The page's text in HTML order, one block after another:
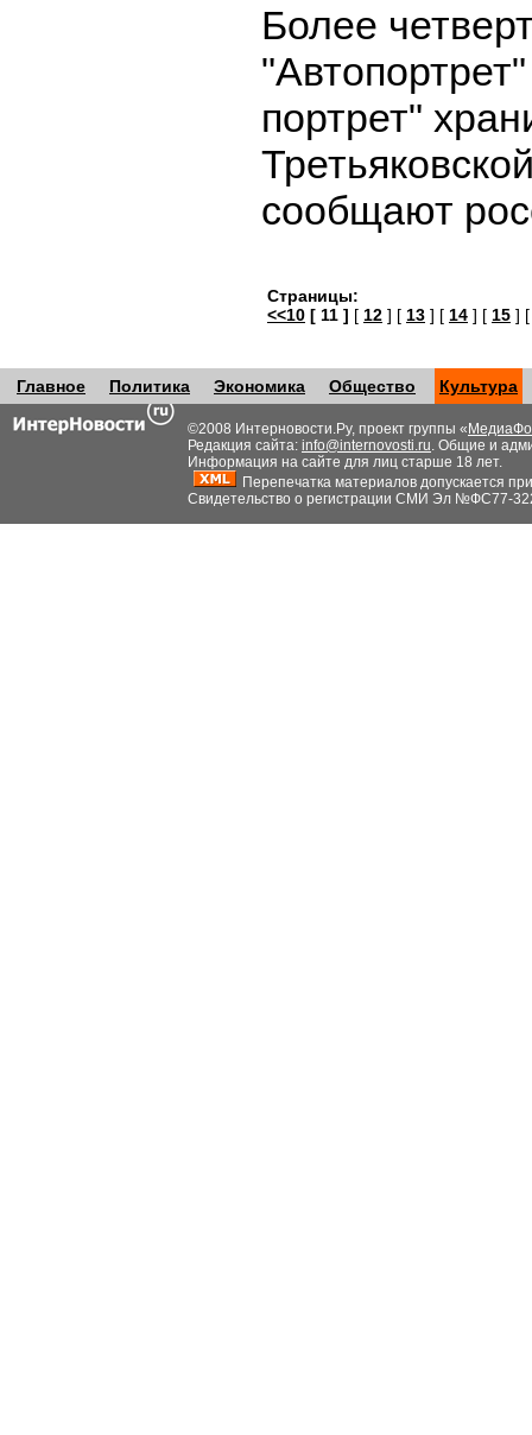
Более
портрет"
сообщают
Страницы:
<<10 [ 11 ] [ 12 ] [ 13 ] [ 14 ] [ 15 ]
Главное Политика Экономика Общество Культура
©2008 Интерновости.Ру, проект группы «
Редакция сайта: info@internovosti.ru. Общие и
Информация на сайте для лиц старше 18 лет.
Перепечатка материалов допускается
Свидетельство о регистрации СМИ Эл №ФС77-